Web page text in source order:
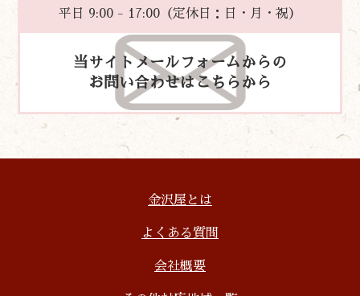
平日 9:00 - 17:00（定休日：日・月・祝）
当サイトメールフォームからの
お問い合わせはこちらから
金沢屋とは
よくある質問
会社概要